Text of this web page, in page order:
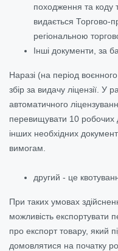
походження та коду
видається Торгово-
регіональною
Інші документи, за
Наразі (на період
збір за видачу ліцензії. У
автоматичного
перевищувати 10 робочих
інших необхідних
вимогам.
другий - це
При таких умовах
можливість експортувати
про експорт товару, який
домовлятися на початку